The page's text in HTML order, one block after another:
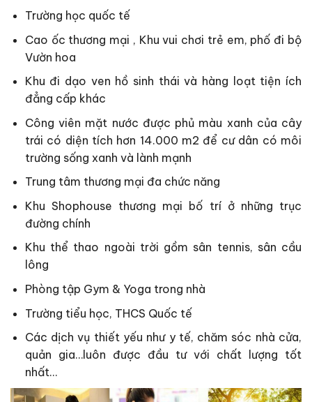
Trường học quốc tế
Cao ốc thương mại , Khu vui chơi trẻ em, phố đi bộ
Vườn hoa
Khu đi dạo ven hồ sinh thái và hàng loạt tiện ích
đẳng cấp khác
Công viên mặt nước được phủ màu xanh của cây
trái có diện tích hơn 14.000 m2 để cư dân có môi
trường sống xanh và lành mạnh
Trung tâm thương mại đa chức năng
Khu Shophouse thương mại bố trí ở những trục
đường chính
Khu thể thao ngoài trời gồm sân tennis, sân cầu
lông
Phòng tập Gym & Yoga trong nhà
Trường tiểu học, THCS Quốc tế
Các dịch vụ thiết yếu như y tế, chăm sóc nhà cửa,
quản gia…luôn được đầu tư với chất lượng tốt
nhất…